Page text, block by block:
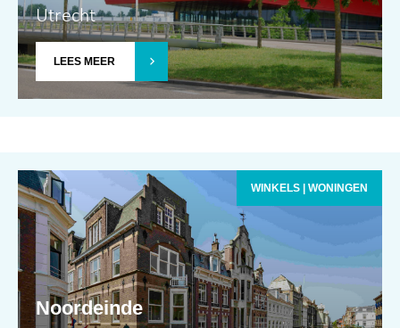
Utrecht
LEES MEER
Noordeinde
WINKELS | WONINGEN